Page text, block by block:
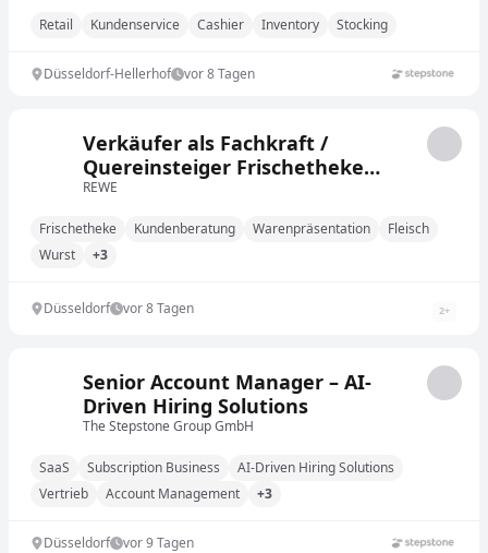
Retail Kundenservice Cashier Inventory Stocking
Düsseldorf-Hellerhof vor 8 Tagen
Verkäufer als Fachkraft /
Quereinsteiger Frischetheke
(m/w/d)
REWE
Frischetheke Kundenberatung Warenpräsentation
Fleisch
Wurst
+3
Düsseldorf vor 8 Tagen 2+
Senior Account Manager – AI-
Driven Hiring Solutions
The Stepstone Group GmbH
SaaS Subscription Business
AI-Driven Hiring Solutions
Vertrieb
Account Management +3
Düsseldorf vor 9 Tagen